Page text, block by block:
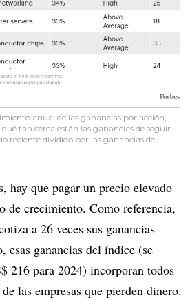
anual de las ganancias por acción,
tan cerca están las ganancias de seguir
reciente dividido por las ganancias de
hay que pagar un precio elevado
de crecimiento. Como referencia,
a 26 veces sus ganancias
esas ganancias del índice (se
216 para 2024) incorporan todos
las empresas que pierden dinero.